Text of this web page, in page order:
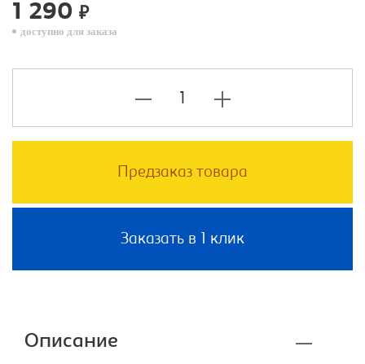
1 290 ₽
доступно для заказа
Предзаказ товара
Заказать в 1 клик
Описание